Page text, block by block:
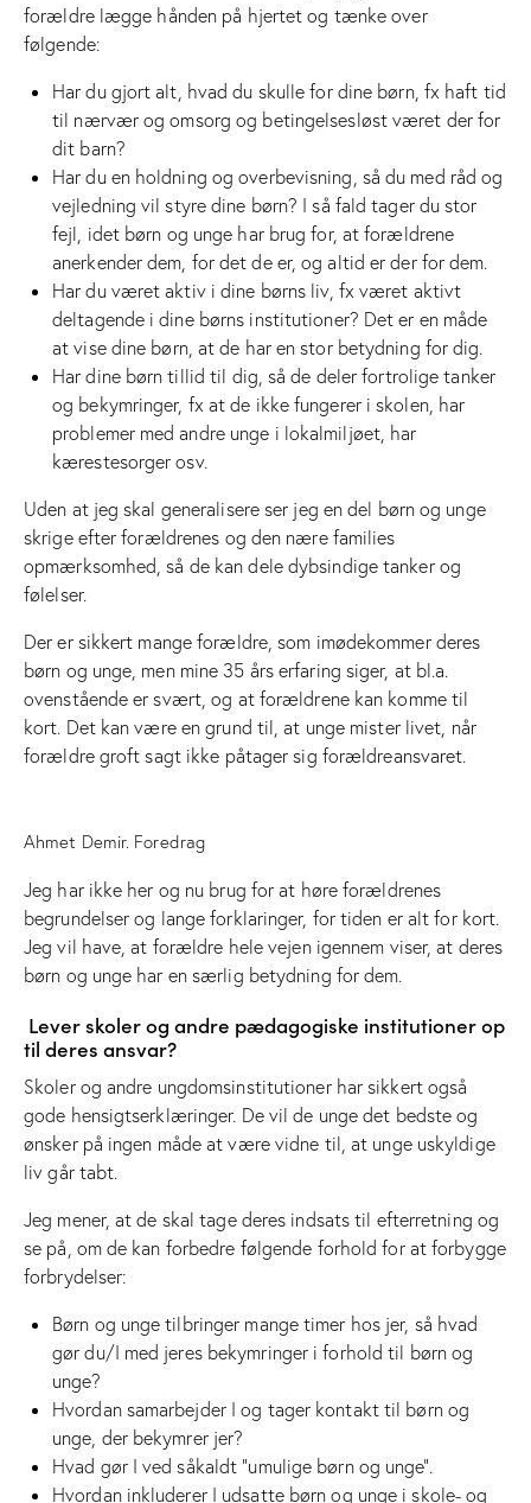
forældre lægge hånden på hjertet og tænke over
følgende:
Har du gjort alt, hvad du skulle for dine børn, fx haft tid
til nærvær og omsorg og betingelsesløst været der for
dit barn?
Har du en holdning og overbevisning, så du med råd og
vejledning vil styre dine børn? I så fald tager du stor
fejl, idet børn og unge har brug for, at forældrene
anerkender dem, for det de er, og altid er der for dem.
Har du været aktiv i dine børns liv, fx været aktivt
deltagende i dine børns institutioner? Det er en måde
at vise dine børn, at de har en stor betydning for dig.
Har dine børn tillid til dig, så de deler fortrolige tanker
og bekymringer, fx at de ikke fungerer i skolen, har
problemer med andre unge i lokalmiljøet, har
kærestesorger osv.
Uden at jeg skal generalisere ser jeg en del børn og unge
skrige efter forældrenes og den nære families
opmærksomhed, så de kan dele dybsindige tanker og
følelser.
Der er sikkert mange forældre, som imødekommer deres
børn og unge, men mine 35 års erfaring siger, at bl.a.
ovenstående er svært, og at forældrene kan komme til
kort. Det kan være en grund til, at unge mister livet, når
forældre groft sagt ikke påtager sig forældreansvaret.
Ahmet Demir. Foredrag
Jeg har ikke her og nu brug for at høre forældrenes
begrundelser og lange forklaringer, for tiden er alt for kort.
Jeg vil have, at forældre hele vejen igennem viser, at deres
børn og unge har en særlig betydning for dem.
Lever skoler og andre pædagogiske institutioner op
til deres ansvar?
Skoler og andre ungdomsinstitutioner har sikkert også
gode hensigtserklæringer. De vil de unge det bedste og
ønsker på ingen måde at være vidne til, at unge uskyldige
liv går tabt.
Jeg mener, at de skal tage deres indsats til efterretning og
se på, om de kan forbedre følgende forhold for at forbygge
forbrydelser:
Børn og unge tilbringer mange timer hos jer, så hvad
gør du/I med jeres bekymringer i forhold til børn og
unge?
Hvordan samarbejder I og tager kontakt til børn og
unge, der bekymrer jer?
Hvad gør I ved såkaldt ”umulige børn og unge”.
Hvordan inkluderer I udsatte børn og unge i skole- og